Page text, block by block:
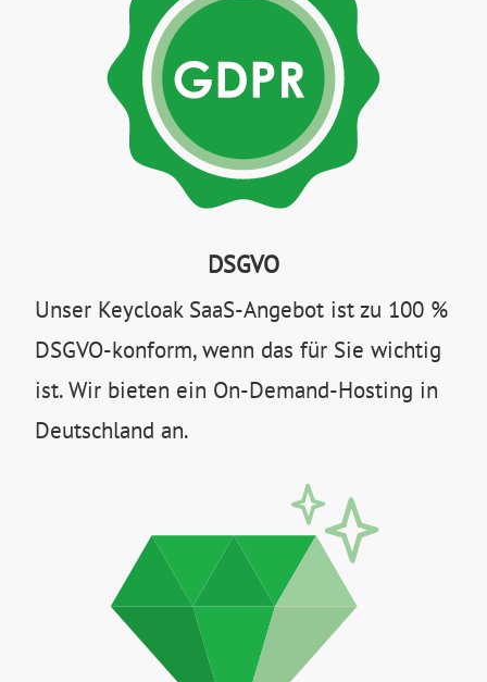
DSGVO
Unser Keycloak SaaS-Angebot ist zu 100 %
DSGVO-konform, wenn das für Sie wichtig
ist. Wir bieten ein On-Demand-Hosting in
Deutschland an.